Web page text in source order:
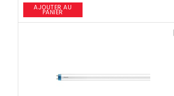
AJOUTER AU
PANIER